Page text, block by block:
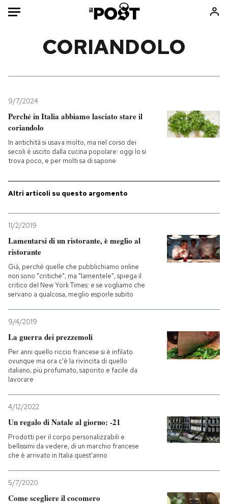
Mondo
Politica
Tecnologia
Internet
Scienza
Economia
Consumismi
Ok Boomer!
PODCAST
NEWSLETTER
SHOP
CALENDARIO
Entra
CORIANDOLO
9/7/2024
Perché in Italia abbiamo lasciato stare il
coriandolo
In antichità si usava molto, ma nel corso dei
secoli è uscito dalla cucina popolare: oggi lo si
trova poco, e per molti sa di sapone
Altri articoli su questo argomento
11/2/2019
Lamentarsi di un ristorante, è meglio al
ristorante
Già, perché quelle che pubblichiamo online
non sono "critiche", ma "lamentele", spiega il
critico del New York Times: e se vogliamo che
servano a qualcosa, meglio esporle subito
9/4/2019
La guerra dei prezzemoli
Per anni quello riccio francese si è infilato
ovunque ma ora c'è la rivincita di quello
italiano, più profumato, saporito e facile da
lavorare
4/12/2022
Un regalo di Natale al giorno: -21
Prodotti per il corpo personalizzabili e
bellissimi da vedere, di un marchio francese
che è arrivato in Italia quest'anno
5/7/2020
Come scegliere il cocomero